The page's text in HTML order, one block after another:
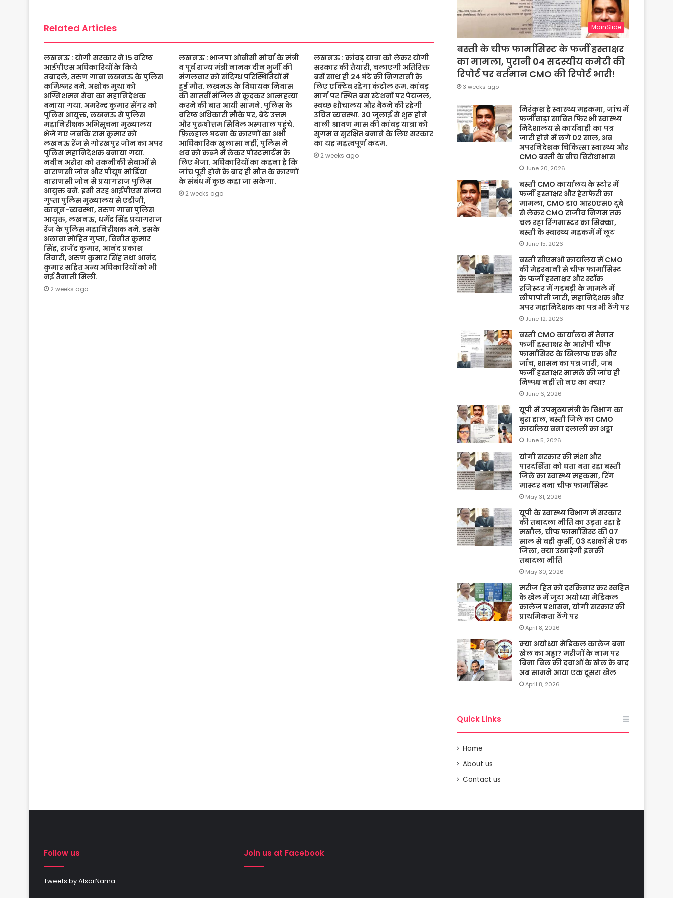
Related Articles
लखनऊ : योगी सरकार ने 15 वरिष्ठ
आईपीएस अधिकारियों के किये
तबादले, तरुण गाबा लखनऊ के पुलिस
कमिश्नर बने. अशोक मुथा को
अग्निशमन सेवा का महानिदेशक
बनाया गया. अमरेन्द्र कुमार सेंगर को
पुलिस आयुक्त, लखनऊ से पुलिस
महानिरीक्षक अभिसूचना मुख्यालय
भेजे गए जबकि राम कुमार को
लखनऊ रेंज से गोरखपुर जोन का अपर
पुलिस महानिदेशक बनाया गया.
नवीन अरोरा को तकनीकी सेवाओं से
वाराणसी जोन और पीयूष मोर्डिया
वाराणसी जोन से प्रयागराज पुलिस
आयुक्त बने. इसी तरह आईपीएस संजय
गुप्ता पुलिस मुख्यालय से एडीजी,
कानून-व्यवस्था, तरुण गाबा पुलिस
आयुक्त, लखनऊ, धर्मेंद्र सिंह प्रयागराज
रेंज के पुलिस महानिरीक्षक बने. इसके
अलावा मोहित गुप्ता, विनीत कुमार
सिंह, राजेंद्र कुमार, आनंद प्रकाश
तिवारी, अरुण कुमार सिंह तथा आनंद
कुमार सहित अन्य अधिकारियों को भी
नई तैनाती मिली.
2 weeks ago
लखनऊ : भाजपा ओबीसी मोर्चा के मंत्री
व पूर्व राज्य मंत्री नानक दीन भुर्जी की
मंगलवार को संदिग्ध परिस्थितियों में
हुई मौत. लखनऊ के विधायक निवास
की सातवीं मंजिल से कूदकर आत्महत्या
करने की बात आयी सामने. पुलिस के
वरिष्ठ अधिकारी मौके पर, बेटे उत्तम
और पुरुषोत्तम सिविल अस्पताल पहुंचे.
फ़िलहाल घटना के कारणों का अभी
आधिकारिक खुलासा नहीं, पुलिस ने
शव को कब्जे में लेकर पोस्टमार्टम के
लिए भेजा. अधिकारियों का कहना है कि
जांच पूरी होने के बाद ही मौत के कारणों
के संबंध में कुछ कहा जा सकेगा.
2 weeks ago
लखनऊ : कांवड़ यात्रा को लेकर योगी
सरकार की तैयारी, चलाएगी अतिरिक्त
बसें साथ ही 24 घंटे की निगरानी के
लिए एक्टिव रहेगा कंट्रोल रूम. कांवड़
मार्ग पर स्थित बस स्टेशनों पर पेयजल,
स्वच्छ शौचालय और बैठने की रहेगी
उचित व्यवस्था. 30 जुलाई से शुरू होने
वाली श्रावण मास की कांवड़ यात्रा को
सुगम व सुरक्षित बनाने के लिए सरकार
का यह महत्वपूर्ण कदम.
2 weeks ago
MainSlide
बस्ती के चीफ फार्मासिस्ट के फर्जी हस्ताक्षर
का मामला, पुरानी 04 सदस्यीय कमेटी की
रिपोर्ट पर वर्तमान CMO की रिपोर्ट भारी!
3 weeks ago
निरंकुश है स्वास्थ्य महकमा, जांच में
फर्जीवाड़ा साबित फिर भी स्वास्थ्य
निदेशालय से कार्यवाही का पत्र
जारी होने में लगे 02 साल, अब
अपरनिदेशक चिकित्सा स्वास्थ्य और
CMO बस्ती के बीच विरोधाभास
June 20, 2026
बस्ती CMO कार्यालय के स्टोर में
फर्जी हस्ताक्षर और हेराफेरी का
मामला, CMO डा० आर०एस० दूबे
से लेकर CMO राजीव निगम तक
चल रहा रिंगमास्टर का सिक्का,
बस्ती के स्वास्थ्य महकमें में लूट
June 15, 2026
बस्ती सीएमओ कार्यालय में CMO
की मेहरबानी से चीफ फार्मासिस्ट
के फर्जी हस्ताक्षर और स्टॉक
रजिस्टर में गड़बड़ी के मामले में
लीपापोती जारी, महानिदेशक और
अपर महानिदेशक का पत्र भी ठेंगे पर
June 12, 2026
बस्ती CMO कार्यालय में तैनात
फर्जी हस्ताक्षर के आरोपी चीफ
फार्मासिस्ट के खिलाफ एक और
जाँच, शासन का पत्र जारी, जब
फर्जी हस्ताक्षर मामले की जांच ही
निष्पक्ष नहीं तो नए का क्या?
June 6, 2026
यूपी में उपमुख्यमंत्री के विभाग का
बुरा हाल, बस्ती जिले का CMO
कार्यालय बना दलाली का अड्डा
June 5, 2026
योगी सरकार की मंशा और
पारदर्शिता को धता बता रहा बस्ती
जिले का स्वास्थ्य महकमा, रिंग
मास्टर बना चीफ फार्मासिस्ट
May 31, 2026
यूपी के स्वास्थ्य विभाग में सरकार
की तबादला नीति का उड़ता रहा है
मखौल, चीफ फार्मासिस्ट की 07
साल से वही कुर्सी, 03 दशकों से एक
जिला, क्या उखाड़ेगी इनकी
तबादला नीति
May 30, 2026
मरीज हित को दरकिनार कर स्वहित
के खेल में जुटा अयोध्या मेडिकल
कालेज प्रशासन, योगी सरकार की
प्राथमिकता ठेंगे पर
April 8, 2026
क्या अयोध्या मेडिकल कालेज बना
खेल का अड्डा? मरीजों के नाम पर
बिना बिल की दवाओं के खेल के बाद
अब सामने आया एक दूसरा खेल
April 8, 2026
Quick Links
Home
About us
Contact us
Follow us
Tweets by AfsarNama
Join us at Facebook